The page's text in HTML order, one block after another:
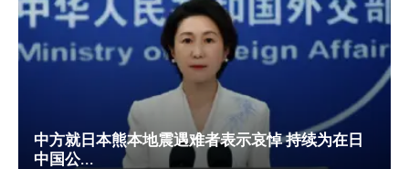
中方就日本熊本地震遇难者表示哀悼 持续为在日
中国公...